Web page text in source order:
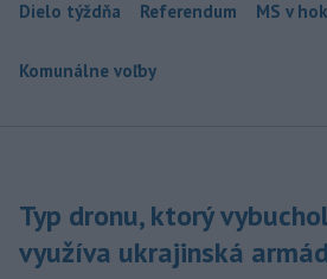
Dielo týždňa Referendum MS v
Komunálne voľby
Typ dronu, ktorý
využíva ukrajinská